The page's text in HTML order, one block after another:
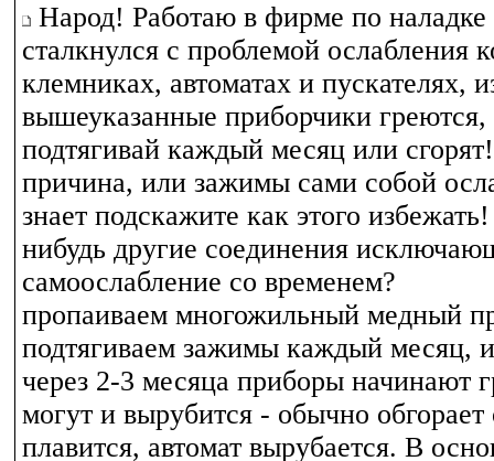
Народ! Работаю в фирме по наладке
сталкнулся с проблемой ослабления
клемниках, автоматах и пускателях,
вышеуказанные приборчики греются,
подтягивай каждый месяц или
причина, или зажимы сами собой
знает подскажите как этого
нибудь другие соединения
самоослабление со временем?
пропаиваем многожильный медный
подтягиваем зажимы каждый месяц,
через 2-3 месяца приборы начинают
могут и вырубится - обычно обгорает
плавится, автомат вырубается. В